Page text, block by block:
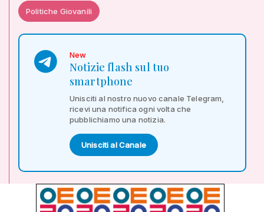
Politiche Giovanili
New
Notizie flash sul tuo
smartphone
Unisciti al nostro nuovo canale Telegram,
ricevi una notifica ogni volta che
pubblichiamo una notizia.
Unisciti al Canale